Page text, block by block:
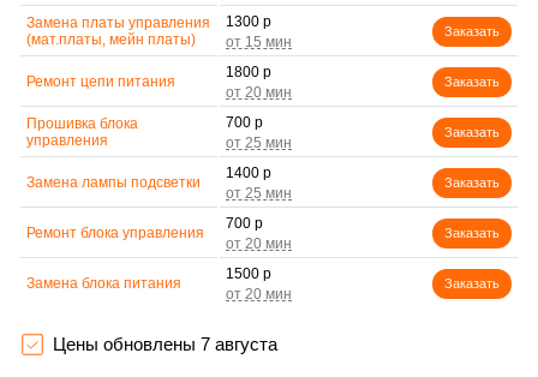
Замена платы управления
(мат.платы, мейн платы)
1300 р
Заказать
Ремонт цепи питания
1800 р
Заказать
Прошивка блока
управления
700 р
Заказать
Замена лампы подсветки
1400 р
Заказать
Ремонт блока управления
700 р
Заказать
Замена блока питания
1500 р
Заказать
компонентов
Цены обновлены 7 августа